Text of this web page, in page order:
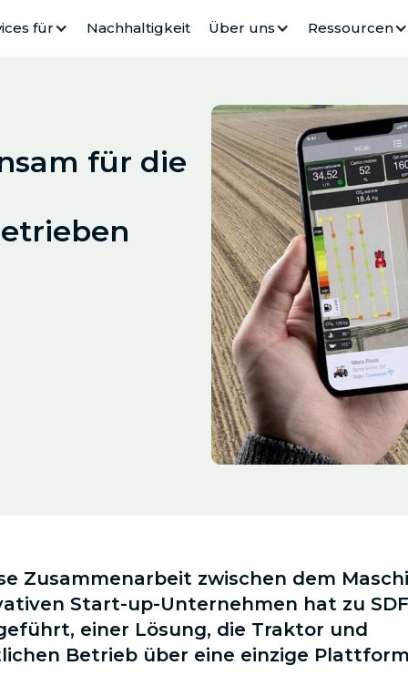
für Nachhaltigkeit Über uns Ressourcen
für die
Zusammenarbeit zwischen dem
Start-up-Unternehmen hat zu
einer Lösung, die Traktor und
Betrieb über eine einzige